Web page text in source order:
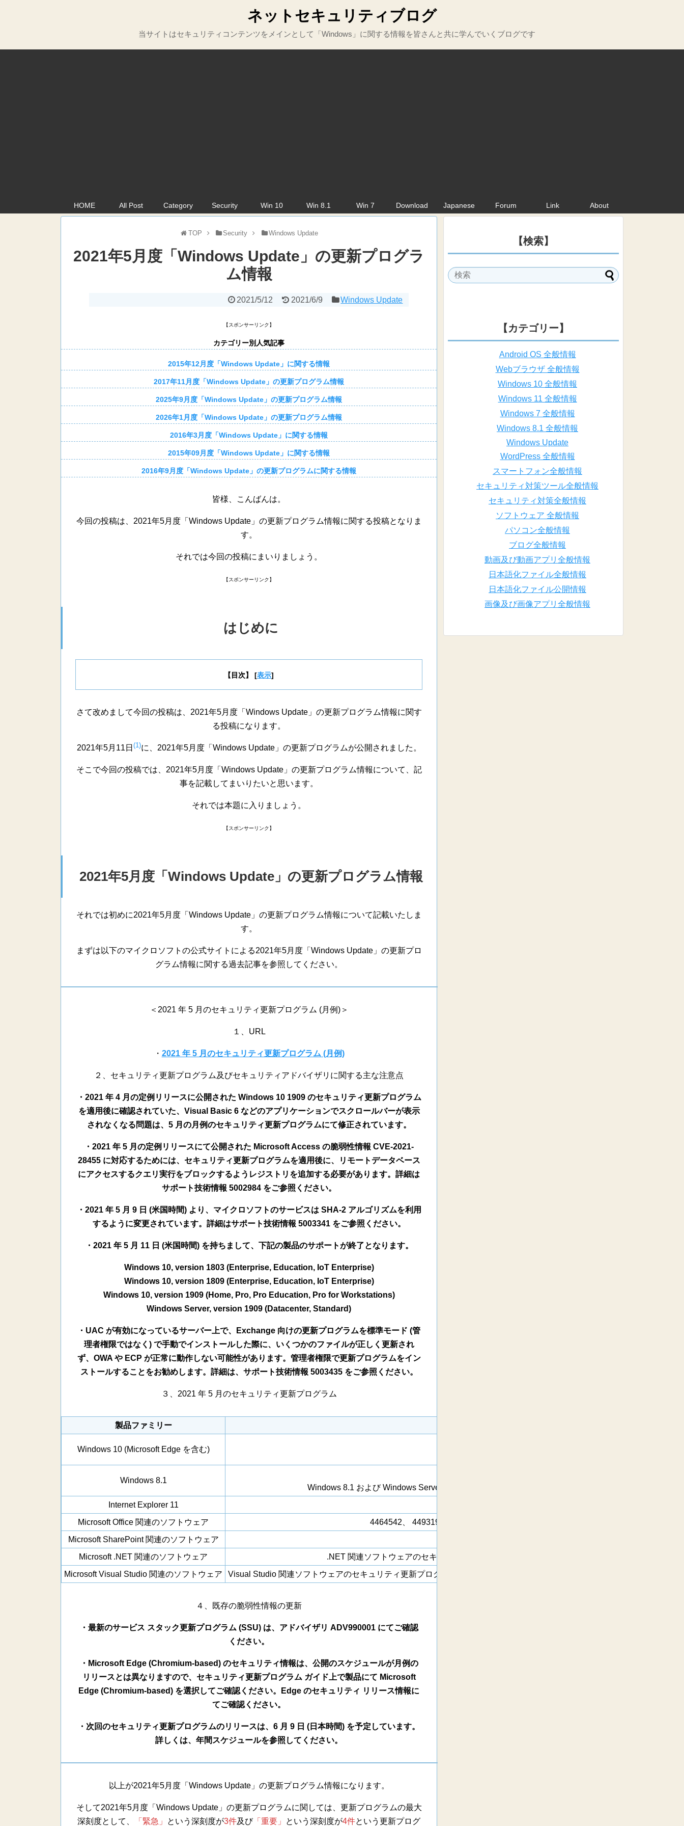
ネットセキュリティブログ
当サイトはセキュリティコンテンツをメインとして「Windows」に関する情報を皆さんと共に学んでいくブログです
HOME All Post Category Security Win 10 Win 8.1 Win 7 Download Japanese Forum Link About
TOP Security Windows Update
2021年5月度「Windows Update」の更新プログラ
ム情報
2021/5/12 2021/6/9 Windows Update
【スポンサーリンク】
カテゴリー別人気記事
2015年12月度「Windows Update」に関する情報
2017年11月度「Windows Update」の更新プログラム情報
2025年9月度「Windows Update」の更新プログラム情報
2026年1月度「Windows Update」の更新プログラム情報
2016年3月度「Windows Update」に関する情報
2015年09月度「Windows Update」に関する情報
2016年9月度「Windows Update」の更新プログラムに関する情報
皆様、こんばんは。
今回の投稿は、2021年5月度「Windows Update」の更新プログラム情報に関する投稿となりま
す。
それでは今回の投稿にまいりましょう。
【スポンサーリンク】
はじめに
【目次】 [表示]
さて改めまして今回の投稿は、2021年5月度「Windows Update」の更新プログラム情報に関す
る投稿になります。
2021年5月11日 (1)に、2021年5月度「Windows Update」の更新プログラムが公開されました。
そこで今回の投稿では、2021年5月度「Windows Update」の更新プログラム情報について、記
事を記載してまいりたいと思います。
それでは本題に入りましょう。
【スポンサーリンク】
2021年5月度「Windows Update」の更新プログラム情報
それでは初めに2021年5月度「Windows Update」の更新プログラム情報について記載いたしま
す。
まずは以下のマイクロソフトの公式サイトによる2021年5月度「Windows Update」の更新プロ
グラム情報に関する過去記事を参照してください。
＜2021 年 5 月のセキュリティ更新プログラム (月例)＞
１、URL
・ 2021 年 5 月のセキュリティ更新プログラム (月例)
２、セキュリティ更新プログラム及びセキュリティアドバイザリに関する主な注意点
・2021 年 4 月の定例リリースに公開された Windows 10 1909 のセキュリティ更新プログラム
を適用後に確認されていた、Visual Basic 6 などのアプリケーションでスクロールバーが表示
されなくなる問題は、5 月の月例のセキュリティ更新プログラムにて修正されています。
・2021 年 5 月の定例リリースにて公開された Microsoft Access の脆弱性情報 CVE-2021-
28455 に対応するためには、セキュリティ更新プログラムを適用後に、リモートデータベース
にアクセスするクエリ実行をブロックするようレジストリを追加する必要があります。詳細は
サポート技術情報 5002984 をご参照ください。
・2021 年 5 月 9 日 (米国時間) より、マイクロソフトのサービスは SHA-2 アルゴリズムを利用
するように変更されています。詳細はサポート技術情報 5003341 をご参照ください。
・2021 年 5 月 11 日 (米国時間) を持ちまして、下記の製品のサポートが終了となります。
Windows 10, version 1803 (Enterprise, Education, IoT Enterprise)
Windows 10, version 1809 (Enterprise, Education, IoT Enterprise)
Windows 10, version 1909 (Home, Pro, Pro Education, Pro for Workstations)
Windows Server, version 1909 (Datacenter, Standard)
・UAC が有効になっているサーバー上で、Exchange 向けの更新プログラムを標準モード (管
理者権限ではなく) で手動でインストールした際に、いくつかのファイルが正しく更新され
ず、OWA や ECP が正常に動作しない可能性があります。管理者権限で更新プログラムをイン
ストールすることをお勧めします。詳細は、サポート技術情報 5003435 をご参照ください。
３、2021 年 5 月のセキュリティ更新プログラム
製品ファミリー
Windows 10 (Microsoft Edge を含む)
Windows 8.1
Windows 8.1 および Windows Server 2012 R2 セキュリティのみ: 5003220Windows Server 2012 マ
Internet Explorer 11
Microsoft Office 関連のソフトウェア
4464542、 4493197、 4493206、 5001914、 5001918、 5001919、 5001920、
Microsoft SharePoint 関連のソフトウェア
Microsoft .NET 関連のソフトウェア
.NET 関連ソフトウェアのセキュリティ更新プログラムの詳細については、セキュリティ更新プ
Microsoft Visual Studio 関連のソフトウェア
Visual Studio 関連ソフトウェアのセキュリティ更新プログラムの詳細については、 https://docs.microsoft.com/ja-jp/
４、既存の脆弱性情報の更新
・最新のサービス スタック更新プログラム (SSU) は、アドバイザリ ADV990001 にてご確認
ください。
・Microsoft Edge (Chromium-based) のセキュリティ情報は、公開のスケジュールが月例の
リリースとは異なりますので、セキュリティ更新プログラム ガイド上で製品にて Microsoft
Edge (Chromium-based) を選択してご確認ください。Edge のセキュリティ リリース情報に
てご確認ください。
・次回のセキュリティ更新プログラムのリリースは、6 月 9 日 (日本時間) を予定しています。
詳しくは、年間スケジュールを参照してください。
以上が2021年5月度「Windows Update」の更新プログラム情報になります。
そして2021年5月度「Windows Update」の更新プログラムに関しては、更新プログラムの最大
深刻度として、
「緊急」 という深刻度が3件及び「重要」 という深刻度が4件という更新プログ
【検索】
【カテゴリー】
Android OS 全般情報
Webブラウザ 全般情報
Windows 10 全般情報
Windows 11 全般情報
Windows 7 全般情報
Windows 8.1 全般情報
Windows Update
WordPress 全般情報
スマートフォン全般情報
セキュリティ対策ツール全般情報
セキュリティ対策全般情報
ソフトウェア 全般情報
パソコン全般情報
ブログ全般情報
動画及び動画アプリ全般情報
日本語化ファイル全般情報
日本語化ファイル公開情報
画像及び画像アプリ全般情報